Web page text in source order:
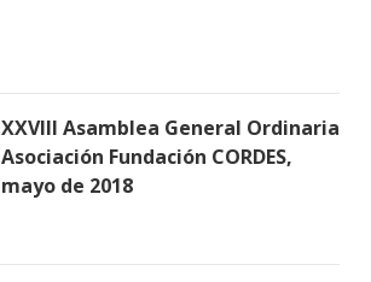
XXVIII Asamblea General Ordinaria
Asociación Fundación CORDES,
mayo de 2018